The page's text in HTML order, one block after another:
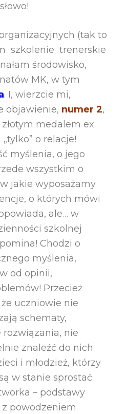
(tak to
szkolenie trenerskie
środowisko,
MK, w tym
. I, wierzcie mi,
objawienie, numer 2,
medalem ex
o relacje!
myślenia, o jego
wszystkim o
jakie wyposażamy
o których mówi
ale… w
szkolnej
Chodzi o
myślenia,
od opinii,
Przecież
uczniowie nie
schematy,
nie
znaleźć do nich
i młodzież, którzy
w stanie sprostać
– podstawy
powodzeniem